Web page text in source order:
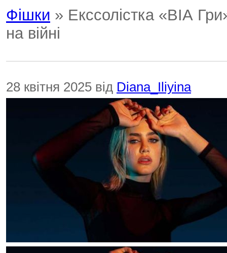
Фішки » Екссолістка «ВІА
на війні
28 квітня 2025 від Diana_Iliyina